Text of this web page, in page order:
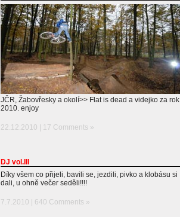
JČR, Žabovřesky a okolí>> Flat is dead a videjko za rok
2010. enjoy
22.12.2010 | 17 Comments »
DJ vol.III
Díky všem co přijeli, bavili se, jezdili, pivko a klobásu si
dali, u ohně večer seděli!!!!
7.7.2010 | 640 Comments »